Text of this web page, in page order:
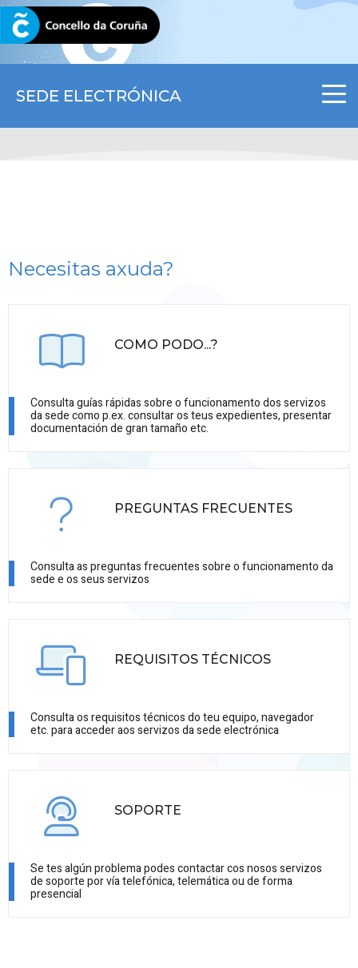
SEDE ELECTRÓNICA
CORUNA.GAL
Necesitas axuda?
COMO PODO...?
Consulta guías rápidas sobre o funcionamento dos servizos
da sede como p.ex. consultar os teus expedientes, presentar
documentación de gran tamaño etc.
PREGUNTAS FRECUENTES
Consulta as preguntas frecuentes sobre o funcionamento da
sede e os seus servizos
REQUISITOS TÉCNICOS
Consulta os requisitos técnicos do teu equipo, navegador
etc. para acceder aos servizos da sede electrónica
SOPORTE
Se tes algún problema podes contactar cos nosos servizos
de soporte por vía telefónica, telemática ou de forma
presencial